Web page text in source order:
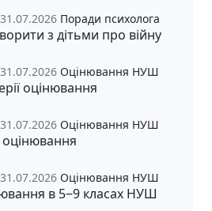
Поради психолога
з дітьми про війну
Оцінювання НУШ
оцінювання
Оцінювання НУШ
Оцінювання НУШ
в 5‒9 класах НУШ